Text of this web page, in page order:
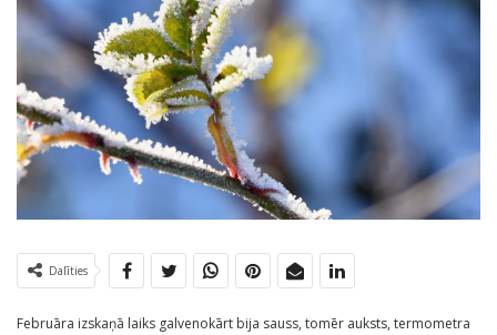
Dalīties
Februāra izskaņā laiks galvenokārt bija sauss, tomēr auksts, termometra